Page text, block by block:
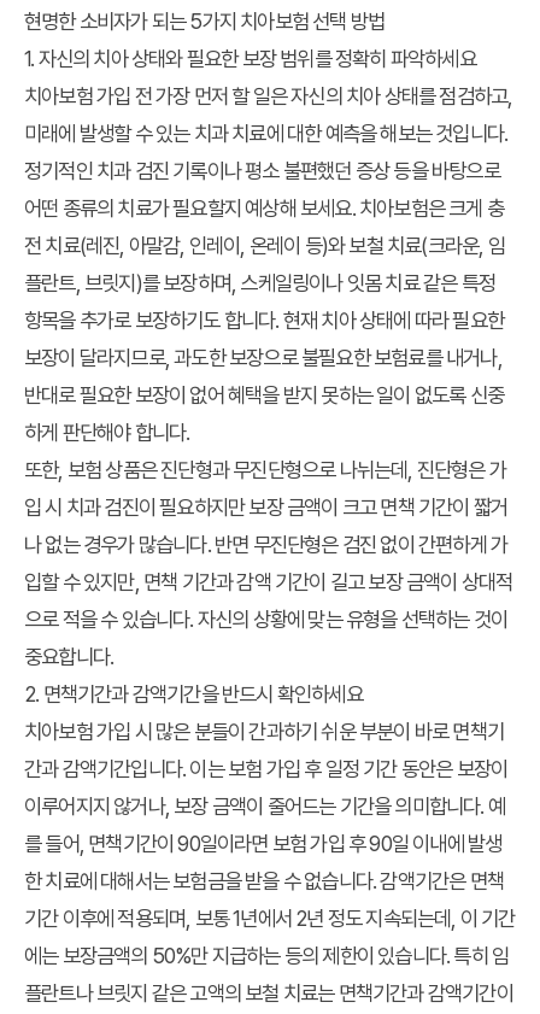
현명한 소비자가 되는 5가지 치아보험 선택 방법
1. 자신의 치아 상태와 필요한 보장 범위를 정확히 파악하세요
치아보험 가입 전 가장 먼저 할 일은 자신의 치아 상태를 점검하고,
미래에 발생할 수 있는 치과 치료에 대한 예측을 해보는 것입니다.
정기적인 치과 검진 기록이나 평소 불편했던 증상 등을 바탕으로
어떤 종류의 치료가 필요할지 예상해 보세요. 치아보험은 크게 충
전 치료(레진, 아말감, 인레이, 온레이 등)와 보철 치료(크라운, 임
플란트, 브릿지)를 보장하며, 스케일링이나 잇몸 치료 같은 특정
항목을 추가로 보장하기도 합니다. 현재 치아 상태에 따라 필요한
보장이 달라지므로, 과도한 보장으로 불필요한 보험료를 내거나,
반대로 필요한 보장이 없어 혜택을 받지 못하는 일이 없도록 신중
하게 판단해야 합니다.
또한, 보험 상품은 진단형과 무진단형으로 나뉘는데, 진단형은 가
입 시 치과 검진이 필요하지만 보장 금액이 크고 면책 기간이 짧거
나 없는 경우가 많습니다. 반면 무진단형은 검진 없이 간편하게 가
입할 수 있지만, 면책 기간과 감액 기간이 길고 보장 금액이 상대적
으로 적을 수 있습니다. 자신의 상황에 맞는 유형을 선택하는 것이
중요합니다.
2. 면책기간과 감액기간을 반드시 확인하세요
치아보험 가입 시 많은 분들이 간과하기 쉬운 부분이 바로 면책기
간과 감액기간입니다. 이는 보험 가입 후 일정 기간 동안은 보장이
이루어지지 않거나, 보장 금액이 줄어드는 기간을 의미합니다. 예
를 들어, 면책기간이 90일이라면 보험 가입 후 90일 이내에 발생
한 치료에 대해서는 보험금을 받을 수 없습니다. 감액기간은 면책
기간 이후에 적용되며, 보통 1년에서 2년 정도 지속되는데, 이 기간
에는 보장금액의 50%만 지급하는 등의 제한이 있습니다. 특히 임
플란트나 브릿지 같은 고액의 보철 치료는 면책기간과 감액기간이